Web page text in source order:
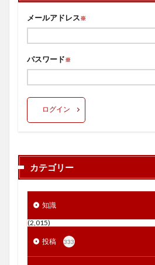
メールアドレス※
パスワード※
ログイン
カテゴリー
知識
(2,015)
投稿 333